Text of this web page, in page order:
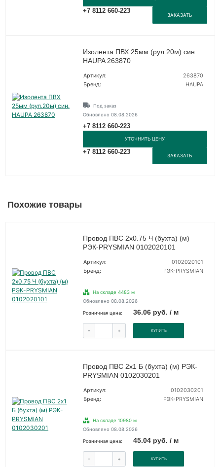
+7 8112 660-223
ЗАКАЗАТЬ
Изолента ПВХ 25мм (рул.20м) син.
HAUPA 263870
Артикул:
263870
Бренд:
HAUPA
Под заказ
Обновлено 08.08.2026
+7 8112 660-223
УТОЧНИТЬ ЦЕНУ
+7 8112 660-223
ЗАКАЗАТЬ
Похожие товары
Провод ПВС 2х0.75 Ч (бухта) (м)
РЭК-PRYSMIAN 0102020101
Артикул:
0102020101
Бренд:
РЭК-PRYSMIAN
На складе 4483 м
Обновлено 08.08.2026
Розничная цена: 36.06 руб. / м
- + КУПИТЬ
Провод ПВС 2х1 Б (бухта) (м) РЭК-
PRYSMIAN 0102030201
Артикул:
0102030201
Бренд:
РЭК-PRYSMIAN
На складе 10980 м
Обновлено 08.08.2026
Розничная цена: 45.04 руб. / м
- + КУПИТЬ